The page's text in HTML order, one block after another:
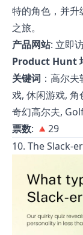
特的角色，并升
之旅。
产品网站: 立即
Product Hunt
关键词 ：高尔
戏, 休闲游戏,
奇幻高尔夫,
票数: 🔺29
10. The Slack-